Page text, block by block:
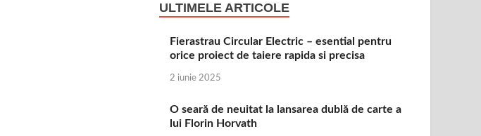
ULTIMELE ARTICOLE
Fierastrau Circular Electric – esential pentru
orice proiect de taiere rapida si precisa
2 iunie 2025
O seară de neuitat la lansarea dublă de carte a
lui Florin Horvath